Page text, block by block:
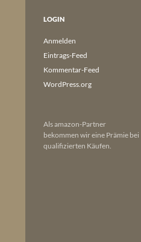
LOGIN
Anmelden
Eintrags-Feed
Kommentar-Feed
WordPress.org
Als amazon-Partner
bekommen wir eine Prämie bei
qualifizierten Käufen.